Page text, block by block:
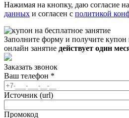
Нажимая на кнопку, даю согласие
данных и согласен с политикой
Заполните форму и получите купон
онлайн занятие действует один
Заказать звонок
Ваш телефон *
Источник (url)
Промокод